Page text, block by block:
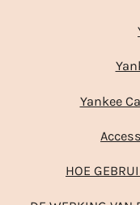
Yankee
HOE